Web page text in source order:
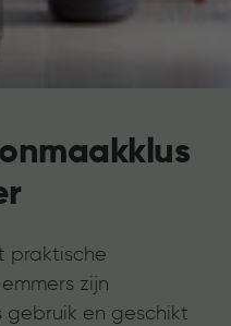
praktische
zijn
en geschikt